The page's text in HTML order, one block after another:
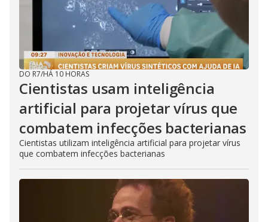
DO R7/HÁ 10 HORAS
Cientistas usam inteligência
artificial para projetar vírus que
combatem infecções bacterianas
Cientistas utilizam inteligência artificial para projetar vírus
que combatem infecções bacterianas